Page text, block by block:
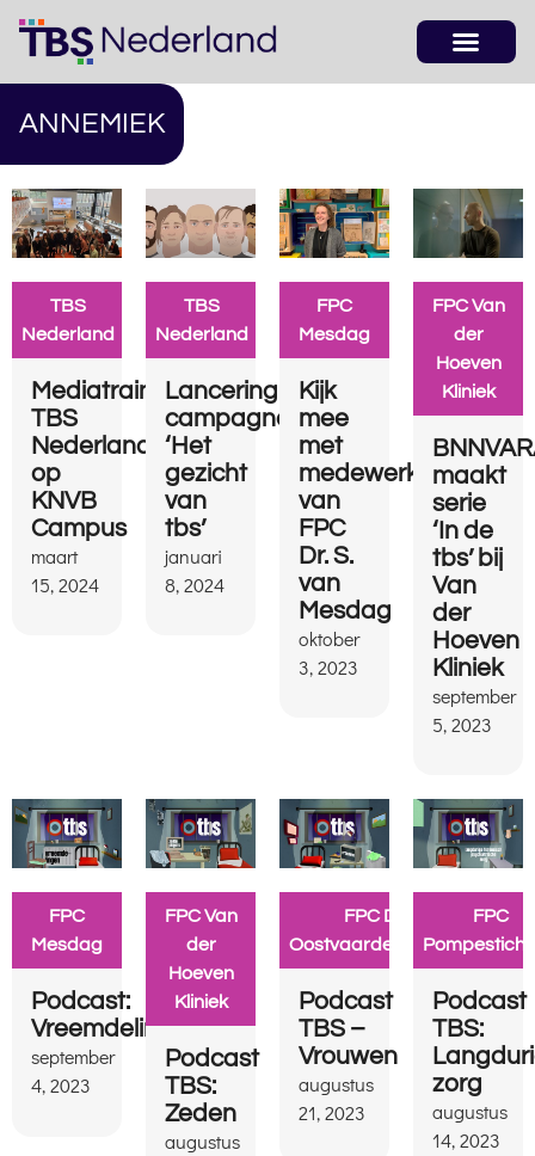
ANNEMIEK
TBS
Nederland
Mediatraining
TBS
Nederland
op
KNVB
Campus
maart
15, 2024
TBS
Nederland
Lancering
campagne
‘Het
gezicht
van
tbs’
januari
8, 2024
FPC
Mesdag
Kijk
mee
met
medewerkers
van
FPC
Dr. S.
van
Mesdag
oktober
3, 2023
FPC Van
der
Hoeven
Kliniek
maakt
serie
‘In de
tbs’ bij
Van
der
Hoeven
Kliniek
september
5, 2023
FPC
Mesdag
Podcast:
Vreemdelingen
september
4, 2023
FPC Van
der
Hoeven
Kliniek
Podcast
TBS:
Zeden
augustus
FPC De
Oostvaarderskliniek
Podcast
TBS –
Vrouwen
augustus
21, 2023
FPC
Podcast
TBS:
zorg
augustus
14, 2023